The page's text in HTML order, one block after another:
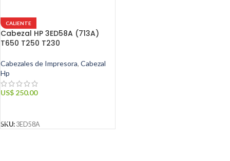
CALIENTE
Cabezal HP 3ED58A (713A)
T650 T250 T230
Cabezales de Impresora, Cabezal
Hp
US$ 250.00
SKU: 3ED58A